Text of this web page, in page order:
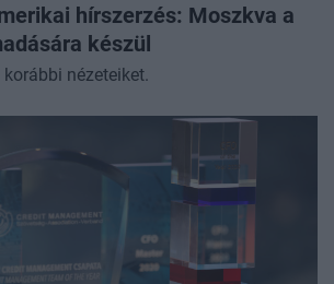
hírszerzés: Moszkva a
készül
nézeteiket.